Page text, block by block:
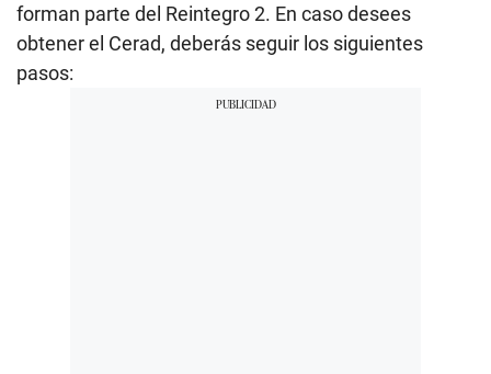
forman parte del Reintegro 2. En caso desees
obtener el Cerad, deberás seguir los siguientes
pasos: